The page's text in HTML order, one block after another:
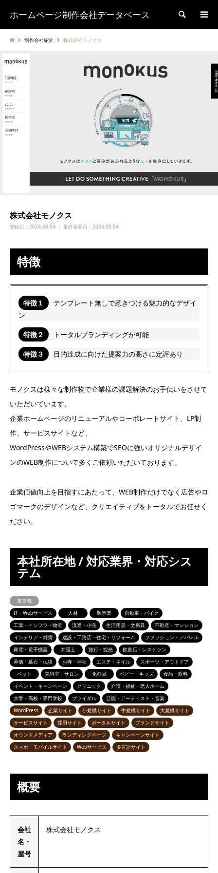
ホームページ制作会社データベース 検索
制作会社紹介 株式会社モノクス
株式会社モノクス
登録日： 2024.08.04 ｜ 最終更新日：2024.08.04
特徴
特徴１
テンプレート無しで惹きつける魅力的なデザイ
ン
特徴２ トータルブランディングが可能
特徴３ 目的達成に向けた提案力の高さに定評あり
モノクスは様々な制作物で企業様の課題解決のお手伝いをさせて
いただいています。
企業ホームページのリニューアルやコーポレートサイト、LP制
作、サービスサイトなど、
WordPressやWEBシステム構築でSEOに強いオリジナルデザイ
ンのWEB制作について多くご依頼いただいております。
企業価値向上を目指すにあたって、WEB制作だけでなく広告やロ
ゴマークのデザインなど、クリエイティブをトータルでお任せく
ださい。
本社所在地 / 対応業界・対応シス
テム
東京都
IT・Webサービス
人材 製造業
自動車・バイク
工業・インフラ・物流
流通・小売 生活用品・文房具
不動産・マンション
インテリア・雑貨
建設・工務店・住宅・リフォーム
ファッション・アパレル
家電・電子機器
弁護士 旅行・観光
飲食店・レストラン
葬儀・墓石・仏壇
お寺・神社 エステ・ネイル
スポーツ・アウトドア
ペット
美容室・サロン 化粧品 ベビー・キッズ
食品・飲料
イベント・キャンペーン
クリニック
介護・福祉・老人ホーム
大学・高校・専門学校
ブライダル
芸能・アーティスト・音楽
WordPress
企業サイト 小規模サイト 中規模サイト
大規模サイト
サービスサイト
採用サイト ポータルサイト
ブランドサイト
オウンドメディア
ランディングページ
キャンペーンサイト
スマホ・モバイルサイト
Webサービス 多言語サイト
概要
会社
名・
屋号
株式会社モノクス